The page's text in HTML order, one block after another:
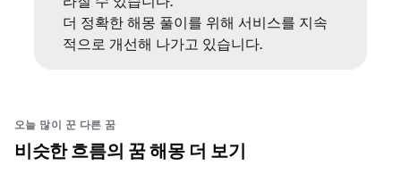
더 정확한 해몽 풀이를 위해 서비스를 지속
적으로 개선해 나가고 있습니다.
오늘 많이 꾼 다른 꿈
비슷한 흐름의 꿈 해몽 더 보기